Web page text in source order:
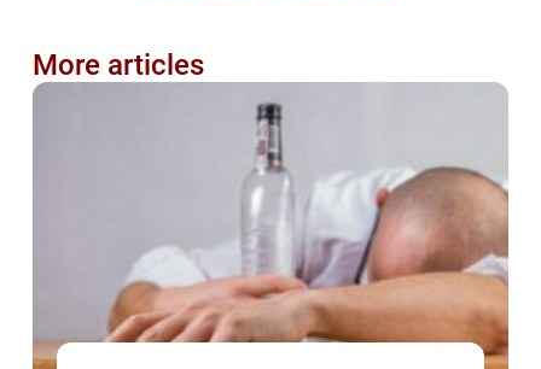
More articles